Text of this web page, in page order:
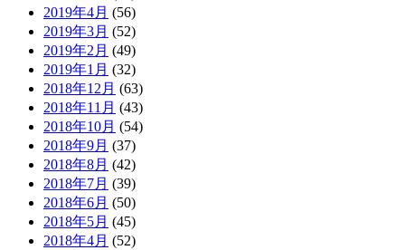
2019年4月 (56)
2019年3月 (52)
2019年2月 (49)
2019年1月 (32)
2018年12月 (63)
2018年11月 (43)
2018年10月 (54)
2018年9月 (37)
2018年8月 (42)
2018年7月 (39)
2018年6月 (50)
2018年5月 (45)
2018年4月 (52)